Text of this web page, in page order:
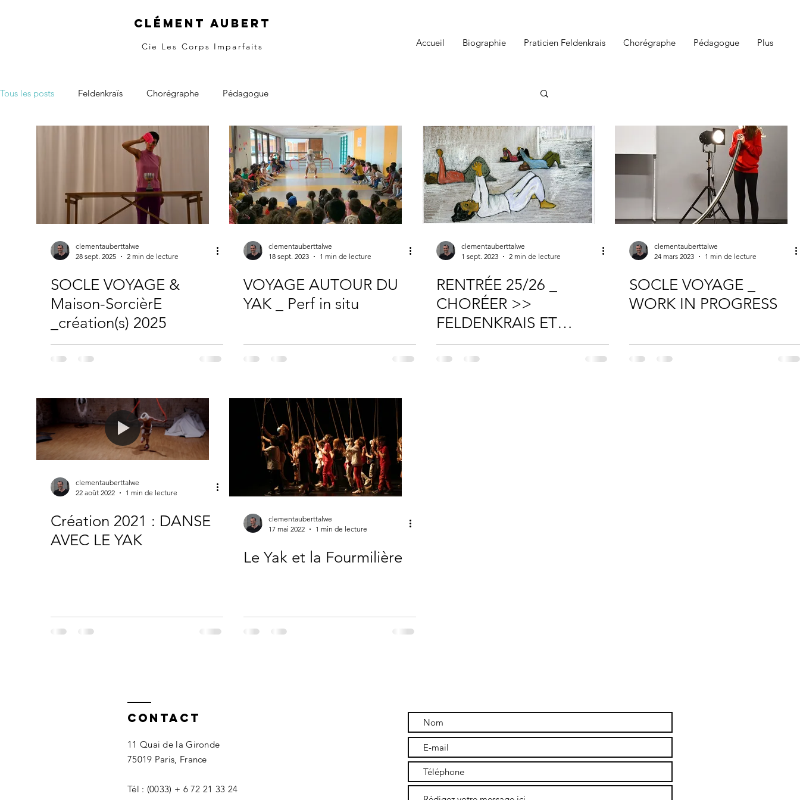
Clément Aubert
Cie Les Corps Imparfaits Accueil Biographie Praticien Feldenkrais Chorégraphe Pédagogue Plus
Tous les posts Feldenkraïs Chorégraphe Pédagogue
clementauberttalwe
28 sept. 2025
2 min de lecture
SOCLE VOYAGE &
Maison-SorcièrE
_création(s) 2025
clementauberttalwe
18 sept. 2023
1 min de lecture
VOYAGE AUTOUR DU
YAK _ Perf in situ
clementauberttalwe
1 sept. 2023
2 min de lecture
RENTRÉE 25/26 _
CHORÉER >>
FELDENKRAIS ET
DANSE
clementauberttalwe
24 mars 2023
1 min de lecture
SOCLE VOYAGE _
WORK IN PROGRESS
clementauberttalwe
22 août 2022
1 min de lecture
Création 2021 : DANSE
AVEC LE YAK
clementauberttalwe
17 mai 2022
1 min de lecture
Le Yak et la Fourmilière
Contact
11 Quai de la Gironde
75019 Paris, France
Tél : (0033) + 6 72 21 33 24